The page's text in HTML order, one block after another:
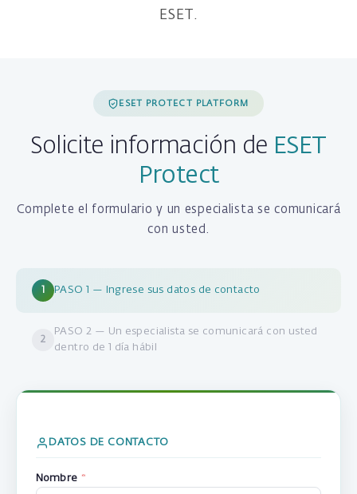
ESET.
ESET PROTECT PLATFORM
Solicite información de ESET
Protect
Complete el formulario y un especialista se comunicará
con usted.
PASO 1 — Ingrese sus datos de contacto
2
PASO 2 — Un especialista se comunicará con usted
dentro de 1 día hábil
DATOS DE CONTACTO
Nombre *